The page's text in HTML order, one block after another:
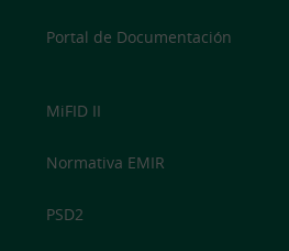
Portal de Documentación
MiFID II
Normativa EMIR
PSD2